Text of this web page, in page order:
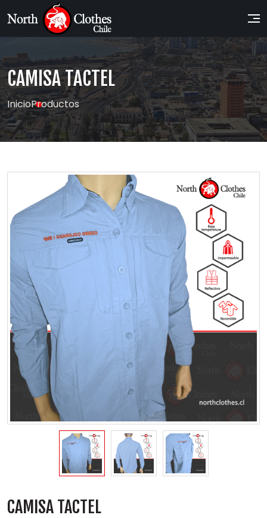
CAMISA TACTEL
InicioProductos
CAMISA TACTEL